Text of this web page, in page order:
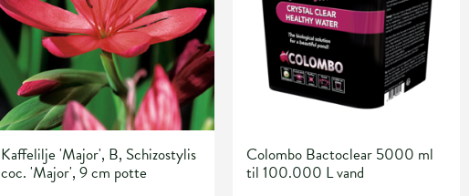
Kaffelilje 'Major', B, Schizostylis
coc. 'Major', 9 cm potte
Colombo Bactoclear 5000 ml
til 100.000 L vand